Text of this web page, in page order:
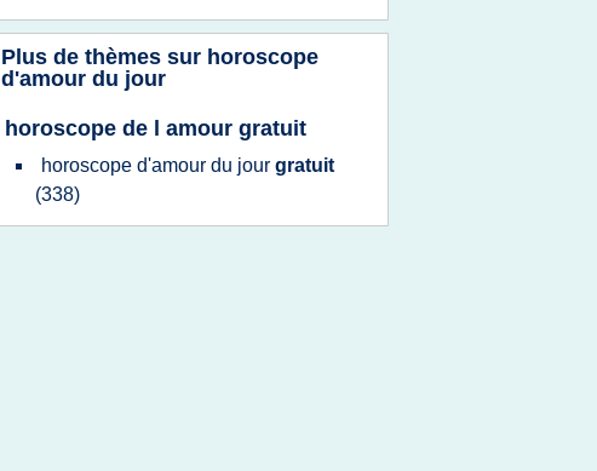
Plus de thèmes sur horoscope
d'amour du jour
horoscope de l amour gratuit
horoscope d'amour du jour gratuit
(338)